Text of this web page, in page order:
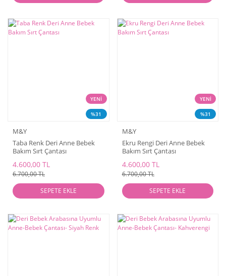
YENİ
%31
M&Y
Taba Renk Deri Anne Bebek
Bakım Sırt Çantası
4.600,00 TL
6.700,00 TL
SEPETE EKLE
YENİ
%31
M&Y
Ekru Rengi Deri Anne Bebek
Bakım Sırt Çantası
4.600,00 TL
6.700,00 TL
SEPETE EKLE